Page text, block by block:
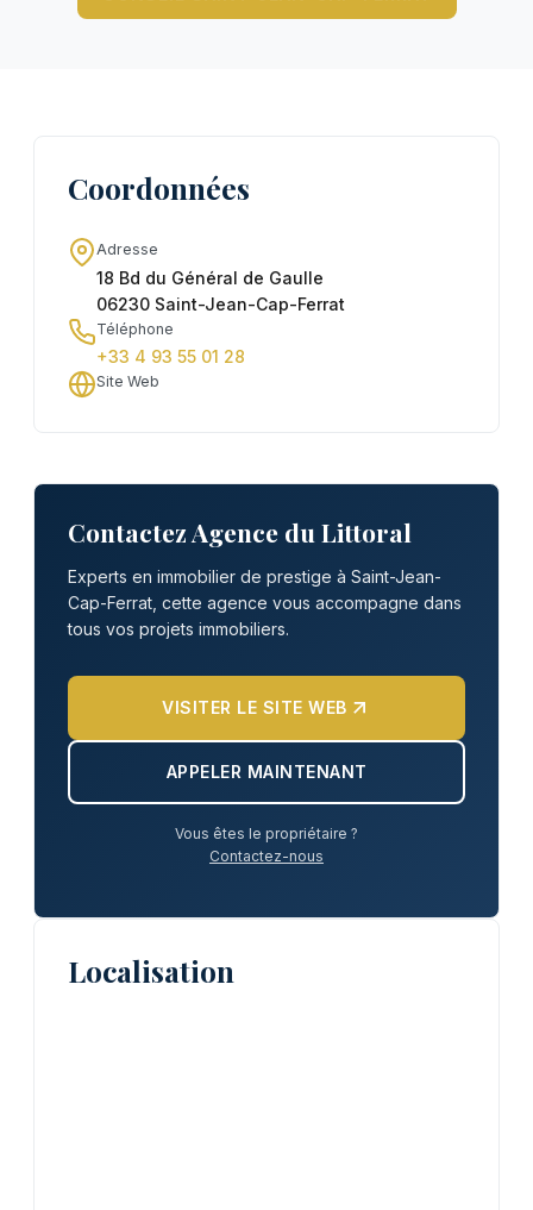
Coordonnées
Adresse
18 Bd du Général de Gaulle
06230 Saint-Jean-Cap-Ferrat
Téléphone
+33 4 93 55 01 28
Site Web
Contactez Agence du Littoral
Experts en immobilier de prestige à Saint-Jean-
Cap-Ferrat, cette agence vous accompagne dans
tous vos projets immobiliers.
VISITER LE SITE WEB
APPELER MAINTENANT
Vous êtes le propriétaire ?
Contactez-nous
Localisation